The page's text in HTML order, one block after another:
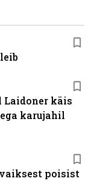
Laidoner käis
karujahil
poisist